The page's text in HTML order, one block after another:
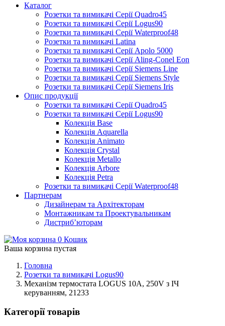
Каталог
Розетки та вимикачі Серії Quadro45
Розетки та вимикачі Серії Logus90
Розетки та вимикачі Серії Waterproof48
Розетки та вимикачі Latina
Розетки та вимикачі Серії Apolo 5000
Розетки та вимикачі Серії Aling-Conel Eon
Розетки та вимикачі Серії Siemens Line
Розетки та вимикачі Серії Siemens Style
Розетки та вимикачі Серії Siemens Iris
Опис продукції
Розетки та вимикачі Серії Quadro45
Розетки та вимикачі Серії Logus90
Колекція Base
Колекція Aquarella
Колекція Animato
Колекція Crystal
Колекція Metallo
Колекція Arbore
Колекція Petra
Розетки та вимикачі Серії Waterproof48
Партнерам
Дизайнерам та Архітекторам
Монтажникам та Проектувальникам
Дистриб’юторам
0 Кошик
Ваша корзина пустая
Головна
Розетки та вимикачі Logus90
Механізм термостата LOGUS 10А, 250V з ІЧ
керуванням, 21233
Категорії товарів